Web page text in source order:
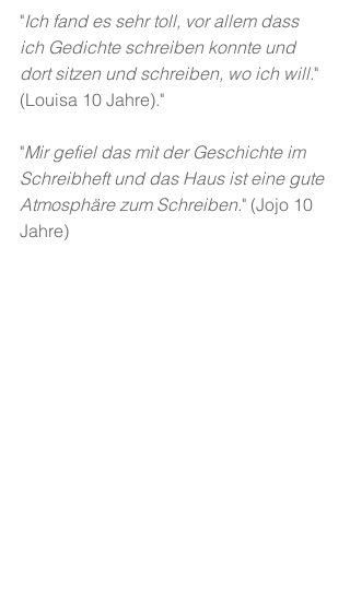
"Ich fand es sehr toll, vor allem dass
ich Gedichte schreiben konnte und
dort sitzen und schreiben, wo ich will."
(Louisa 10 Jahre)."
"Mir gefiel das mit der Geschichte im
Schreibheft und das Haus ist eine gute
Atmosphäre zum Schreiben." (Jojo 10
Jahre)